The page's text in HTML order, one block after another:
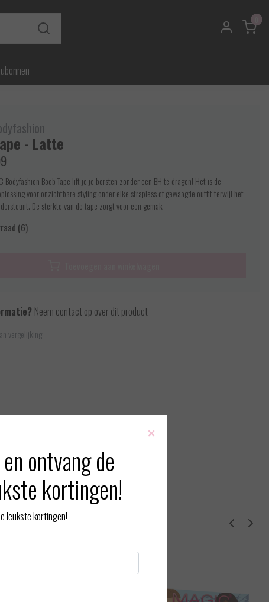
- Latte
Bodyfashion Boob Tape lift je je borsten zonder een BH te dragen! Het is de
voor onzichtbare styling onder elke strapless of gewaagde outfit terwijl het
De sterkte van de tape zorgt voor een gemak
(6)
Neem contact op over dit product
vergelijking
producten
×
ontvang de
kortingen!
leukste kortingen!